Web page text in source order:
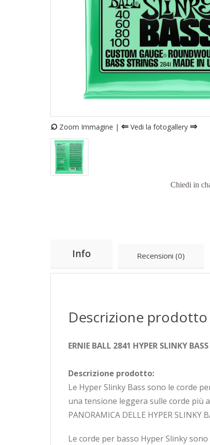
⌕ Zoom Immagine | ⇐ Vedi la fotogallery ⇒
Chiedi in
Info Recensioni (0)
Descrizione prodotto
ERNIE BALL 2841 HYPER SLINKY
Descrizione prodotto:
Le Hyper Slinky Bass sono le corde
una tensione leggera sulle corde più
PANORAMICA DELLE HYPER SLINKY
Le corde per basso Hyper Slinky